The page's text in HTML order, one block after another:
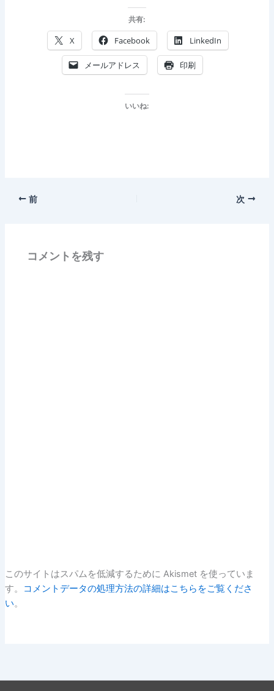
共有:
X Facebook LinkedIn
メールアドレス 印刷
いいね:
前 次
コメントを残す
このサイトはスパムを低減するために Akismet を使っていま
す。
コメントデータの処理方法の詳細はこちらをご覧くださ
い。